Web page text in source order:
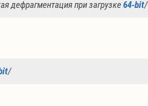
дефрагментация при загрузке64-bit/
/